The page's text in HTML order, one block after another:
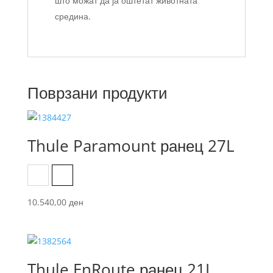
средина.
Поврзани продукти
Thule Paramount ранец 27L
10.540,00 ден